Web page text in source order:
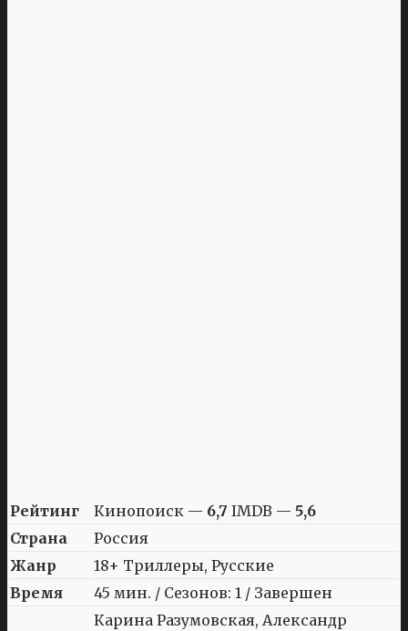
Рейтинг Кинопоиск — 6,7 IMDB — 5,6
Страна
Россия
Жанр
18+ Триллеры, Русские
Время
45 мин. / Сезонов: 1 / Завершен
Карина Разумовская, Александр